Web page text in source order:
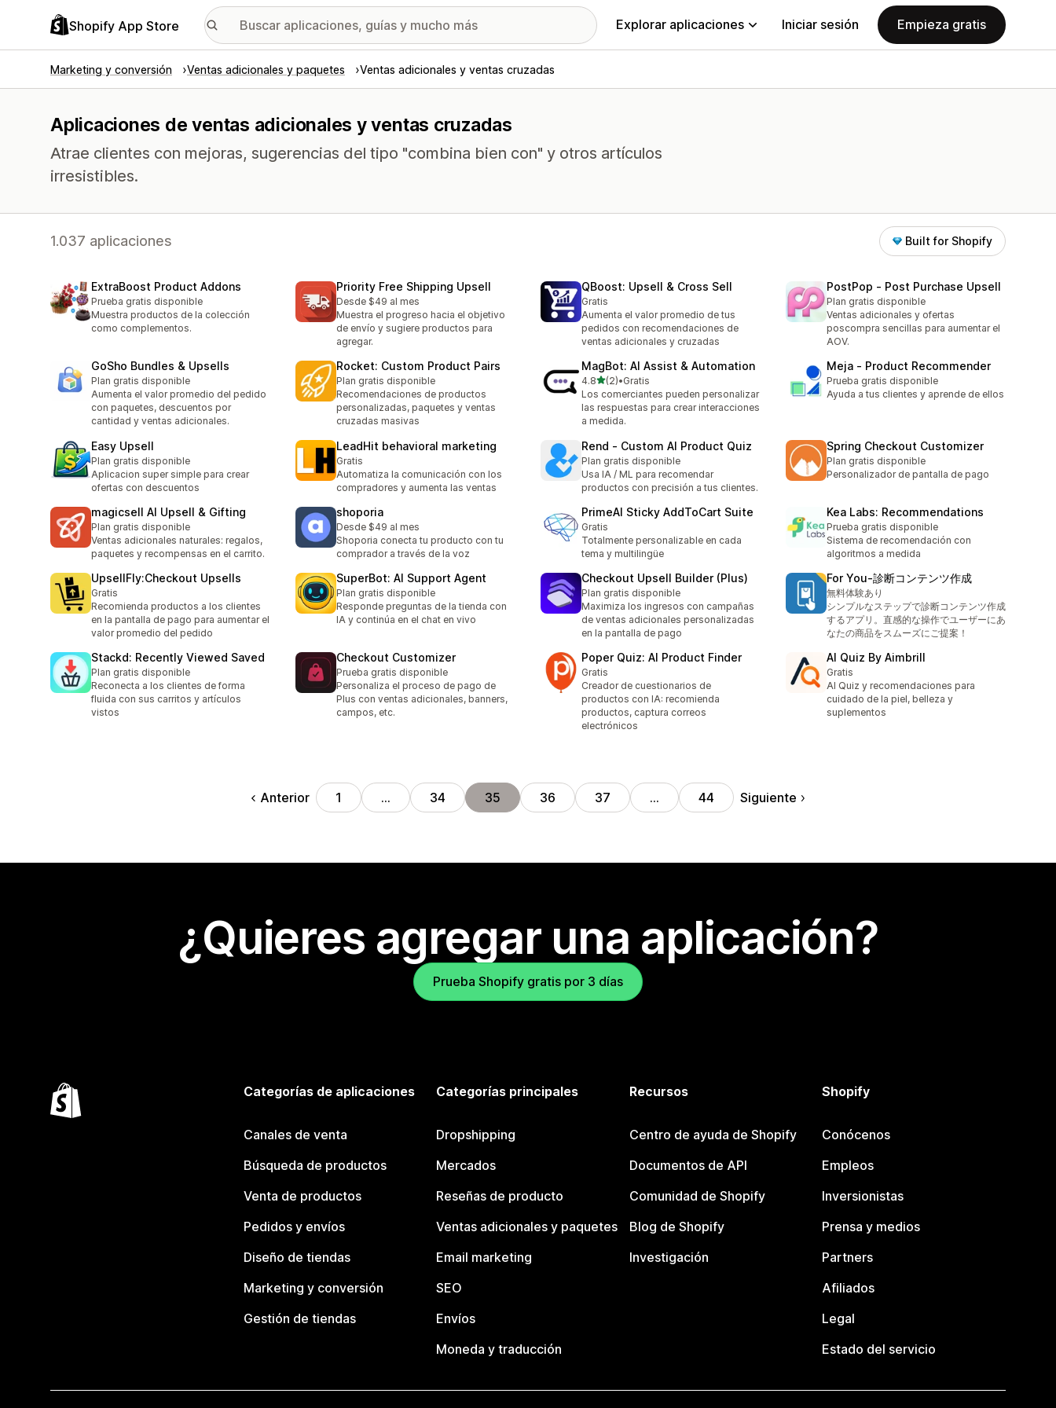
Shopify App Store Explorar aplicaciones Iniciar sesión Empieza gratis
Marketing y conversión Ventas adicionales y paquetes Ventas adicionales y ventas cruzadas
Aplicaciones de ventas adicionales y ventas cruzadas
Atrae clientes con mejoras, sugerencias del tipo "combina bien con" y otros artículos
irresistibles.
1.037 aplicaciones Built for Shopify
ExtraBoost Product Addons
Prueba gratis disponible
Muestra productos de la colección
como complementos.
Priority Free Shipping Upsell
Desde $49 al mes
Muestra el progreso hacia el objetivo
de envío y sugiere productos para
agregar.
QBoost: Upsell & Cross Sell
Gratis
Aumenta el valor promedio de tus
pedidos con recomendaciones de
ventas adicionales y cruzadas
PostPop ‑ Post Purchase Upsell
Plan gratis disponible
Ventas adicionales y ofertas
poscompra sencillas para aumentar el
AOV.
GoSho Bundles & Upsells
Plan gratis disponible
Aumenta el valor promedio del pedido
con paquetes, descuentos por
cantidad y ventas adicionales.
Rocket: Custom Product Pairs
Plan gratis disponible
Recomendaciones de productos
personalizadas, paquetes y ventas
cruzadas masivas
MagBot: AI Assist & Automation
4.8de 5 estrellas
(2)
2 reseñas en total
•Gratis
Los comerciantes pueden personalizar
las respuestas para crear interacciones
a medida.
Meja ‑ Product Recommender
Prueba gratis disponible
Ayuda a tus clientes y aprende de ellos
Easy Upsell
Plan gratis disponible
Aplicacion super simple para crear
ofertas con descuentos
LeadHit behavioral marketing
Gratis
Automatiza la comunicación con los
compradores y aumenta las ventas
Rend ‑ Custom AI Product Quiz
Plan gratis disponible
Usa IA / ML para recomendar
productos con precisión a tus clientes.
Spring Checkout Customizer
Plan gratis disponible
Personalizador de pantalla de pago
magicsell AI Upsell & Gifting
Plan gratis disponible
Ventas adicionales naturales: regalos,
paquetes y recompensas en el carrito.
shoporia
Desde $49 al mes
Shoporia conecta tu producto con tu
comprador a través de la voz
PrimeAI Sticky AddToCart Suite
Gratis
Totalmente personalizable en cada
tema y multilingüe
Kea Labs: Recommendations
Prueba gratis disponible
Sistema de recomendación con
algoritmos a medida
UpsellFly:Checkout Upsells
Gratis
Recomienda productos a los clientes
en la pantalla de pago para aumentar el
valor promedio del pedido
SuperBot: AI Support Agent
Plan gratis disponible
Responde preguntas de la tienda con
IA y continúa en el chat en vivo
Checkout Upsell Builder (Plus)
Plan gratis disponible
Maximiza los ingresos con campañas
de ventas adicionales personalizadas
en la pantalla de pago
For You‑診断コンテンツ作成
無料体験あり
シンプルなステップで診断コンテンツ作成
するアプリ。直感的な操作でユーザーにあ
なたの商品をスムーズにご提案！
Stackd: Recently Viewed Saved
Plan gratis disponible
Reconecta a los clientes de forma
fluida con sus carritos y artículos
vistos
Checkout Customizer
Prueba gratis disponible
Personaliza el proceso de pago de
Plus con ventas adicionales, banners,
campos, etc.
Poper Quiz: AI Product Finder
Gratis
Creador de cuestionarios de
productos con IA: recomienda
productos, captura correos
electrónicos
AI Quiz By Aimbrill
Gratis
AI Quiz y recomendaciones para
cuidado de la piel, belleza y
suplementos
Anterior 1 … 34 35 36 37 … 44 Siguiente
¿Quieres agregar una aplicación?
Prueba Shopify gratis por 3 días
Categorías de aplicaciones
Canales de venta
Búsqueda de productos
Venta de productos
Pedidos y envíos
Diseño de tiendas
Marketing y conversión
Gestión de tiendas
Categorías principales
Dropshipping
Mercados
Reseñas de producto
Ventas adicionales y paquetes
Email marketing
SEO
Envíos
Moneda y traducción
Recursos
Centro de ayuda de Shopify
Documentos de API
Comunidad de Shopify
Blog de Shopify
Investigación
Shopify
Conócenos
Empleos
Inversionistas
Prensa y medios
Partners
Afiliados
Legal
Estado del servicio